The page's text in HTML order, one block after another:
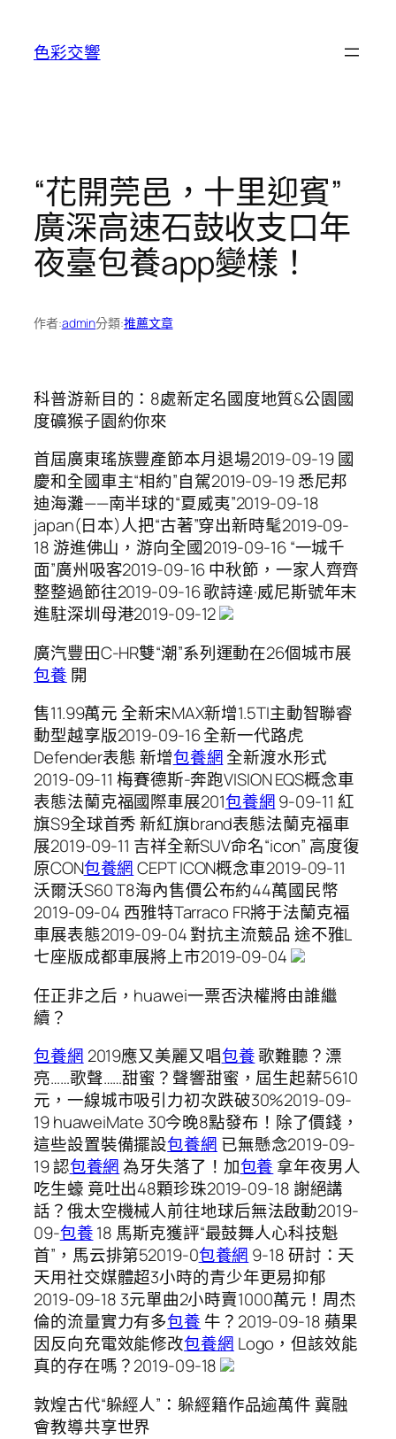
色彩交響
“花開莞邑，十里迎賓”
廣深高速石鼓收支口年
夜臺包養app變樣！
作者:admin分類:推薦文章
科普游新目的：8處新定名國度地質&公園國
度礦猴子園約你來
首屆廣東瑤族豐產節本月退場2019-09-19 國
慶和全國車主“相約”自駕2019-09-19 悉尼邦
迪海灘——南半球的“夏威夷”2019-09-18
japan(日本)人把“古著”穿出新時髦2019-09-
18 游進佛山，游向全國2019-09-16 “一城千
面”廣州吸客2019-09-16 中秋節，一家人齊齊
整整過節往2019-09-16 歌詩達·威尼斯號年末
進駐深圳母港2019-09-12
​廣汽豐田C-HR雙“潮”系列運動在26個城市展
包養 開
售11.99萬元 全新宋MAX新增1.5TI主動智聯睿
動型越享版2019-09-16 全新一代路虎
Defender表態 新增包養網全新渡水形式
2019-09-11 梅賽德斯-奔跑VISION EQS概念車
表態法蘭克福國際車展201包養網9-09-11 紅
旗S9全球首秀 新紅旗brand表態法蘭克福車
展2019-09-11 吉祥全新SUV命名“icon” 高度復
原CON包養網CEPT ICON概念車2019-09-11
沃爾沃S60 T8海內售價公布約44萬國民幣
2019-09-04 西雅特Tarraco FR將于法蘭克福
車展表態2019-09-04 對抗主流競品 途不雅L
七座版成都車展將上市2019-09-04
任正非之后，huawei一票否決權將由誰繼
續？
包養網 2019應又美麗又唱包養歌難聽？漂
亮……歌聲……甜蜜？聲響甜蜜，屆生起薪5610
元，一線城市吸引力初次跌破30%2019-09-
19 huaweiMate 30今晚8點發布！除了價錢，
這些設置裝備擺設包養網 已無懸念2019-09-
19 認包養網為牙失落了！加包養 拿年夜男人
吃生蠔 竟吐出48顆珍珠2019-09-18 謝絕講
話？俄太空機械人前往地球后無法啟動2019-
09-包養18 馬斯克獲評“最鼓舞人心科技魁
首”，馬云排第52019-0包養網 9-18 研討：天
天用社交媒體超3小時的青少年更易抑郁
2019-09-18 3元單曲2小時賣1000萬元！周杰
倫的流量實力有多包養 牛？2019-09-18 蘋果
因反向充電效能修改包養網 Logo，但該效能
真的存在嗎？2019-09-18
敦煌古代“躲經人”：躲經籍作品逾萬件 冀融
會教導共享世界